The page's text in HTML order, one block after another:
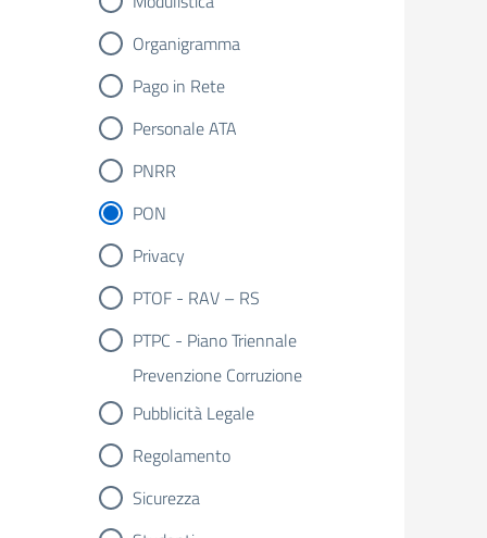
Organigramma
Pago in Rete
Personale ATA
PNRR
PON
Privacy
PTOF - RAV – RS
PTPC - Piano Triennale
Prevenzione Corruzione
Pubblicità Legale
Regolamento
Sicurezza